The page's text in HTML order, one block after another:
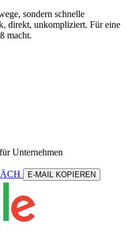
sondern schnelle
direkt, unkompliziert. Für eine
macht.
Unternehmen
E-MAIL KOPIEREN